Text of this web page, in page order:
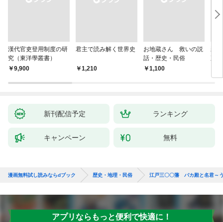
漢代官吏登用制度の研
究（東洋學叢書）
￥9,900
君主で読み解く世界史
￥1,210
お地蔵さん 救いの説
話・歴史・民俗
￥1,100
親
直
新刊配信予定 ランキング
キャンペーン 無料
漫画無料試し読みならdブック 歴史・地理・民俗 江戸三〇〇藩 バカ殿と名君～
アプリならもっと便利で快適に！